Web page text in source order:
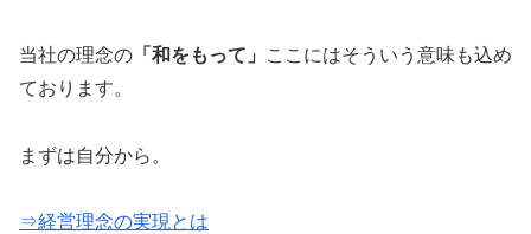
当社の理念の 「和をもって」
ここにはそういう意味も込め
ております。
まずは自分から。
⇒経営理念の実現とは